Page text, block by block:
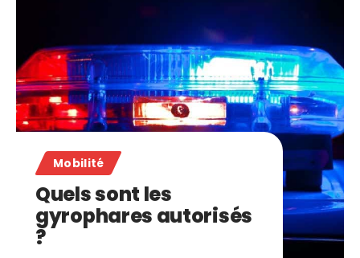
Mobilité
Quels sont les
gyrophares autorisés
?